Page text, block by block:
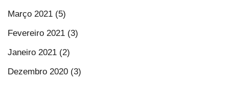
Março 2021 (5)
Fevereiro 2021 (3)
Janeiro 2021 (2)
Dezembro 2020 (3)